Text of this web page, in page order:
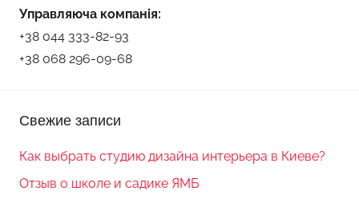
Управляюча компанія:
+38 044 333-82-93
+38 068 296-09-68
Свежие записи
Как выбрать студию дизайна интерьера в Киеве?
Отзыв о школе и садике ЯМБ